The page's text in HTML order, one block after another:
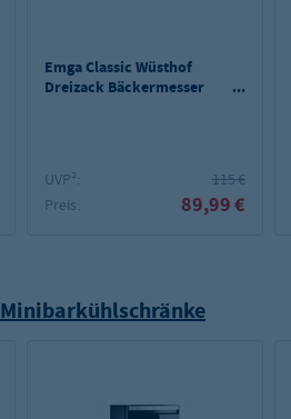
Emga Classic Wüsthof
Dreizack Bäckermesser
UVP²:
115 €
Preis:
89,99 €
Minibarkühlschränke